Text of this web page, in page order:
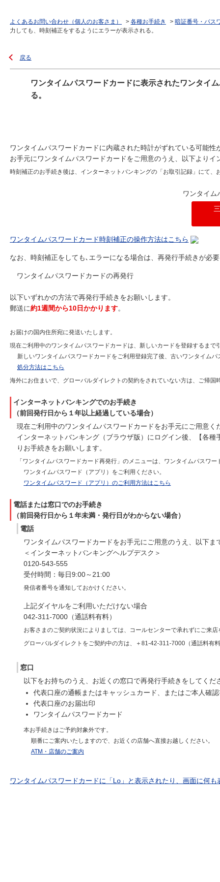
よくあるお問い合わせ（個人のお客さま） > 各種お手続き > 暗証番号・パス
力しても、時刻補正をするようにエラーが表示される。
戻る
ワンタイムパスワードカードに表示されたワンタイ
る。
ワンタイムパスワードカードに内蔵された時計がずれている可能
お手元にワンタイムパスワードカードをご用意のうえ、以下より
時刻補正のお手続き後は、インターネットバンキングの「お取引記録」にて
ワンタイム
ワンタイムパスワードカード時刻補正の操作方法はこちら
なお、時刻補正をしても､エラーになる場合は、再発行手続きが必
ワンタイムパスワードカードの再発行
以下いずれかの方法で再発行手続きをお願いします。
郵送に約1週間から10日かかります。
お届けの国内住所宛に発送いたします。
現在ご利用中のワンタイムパスワードカードは、新しいカードを登録するまで
新しいワンタイムパスワードカードをご利用登録完了後、古いワンタイム
処分方法はこちら
海外にお住まいで、グローバルダイレクトの契約をされていない方は、ご帰国
インターネットバンキングでのお手続き
（前回発行日から１年以上経過している場合）
現在ご利用中のワンタイムパスワードカードをお手元にご用意く
インターネットバンキング（ブラウザ版）にログイン後、【各
りお手続きをお願いします。
「ワンタイムパスワードカード再発行」のメニューは、ワンタイムパスワ
ワンタイムパスワード（アプリ）をご利用ください。
ワンタイムパスワード（アプリ）のご利用方法はこちら
電話または窓口でのお手続き
（前回発行日から１年未満・発行日がわからない場合）
電話
ワンタイムパスワードカードをお手元にご用意のうえ、以下ま
＜インターネットバンキングヘルプデスク＞
0120-543-555
受付時間：毎日9:00～21:00
発信者番号を通知しておかけください。
上記ダイヤルをご利用いただけない場合
042-311-7000（通話料有料）
お客さまのご契約状況によりましては、コールセンターで承れずにご来
グローバルダイレクトをご契約中の方は、＋81-42-311-7000（通話料有
窓口
以下をお持ちのうえ、お近くの窓口で再発行手続きをしてくだ
代表口座の通帳またはキャッシュカード、またはご本人確
代表口座のお届出印
ワンタイムパスワードカード
本お手続きはご予約対象外です。
順番にご案内いたしますので、お近くの店舗へ直接お越しください。
ATM・店舗のご案内
ワンタイムパスワードカードに「Lo」と表示されたり、画面に何